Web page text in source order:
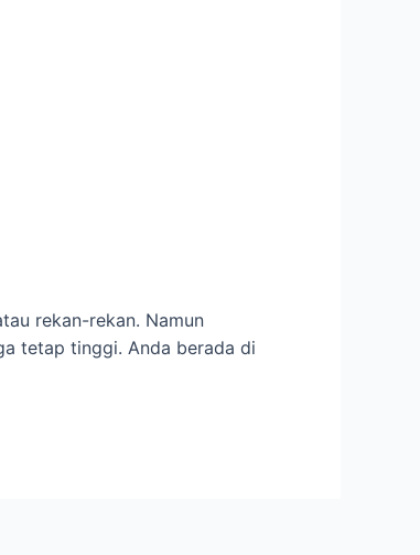
rekan-rekan. Namun
tetap tinggi. Anda berada di